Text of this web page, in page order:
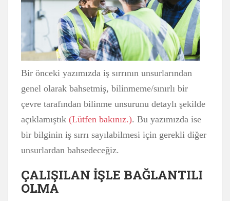
Bir önceki yazımızda iş sırrının unsurlarından
genel olarak bahsetmiş, bilinmeme/sınırlı bir
çevre tarafından bilinme unsurunu detaylı şekilde
açıklamıştık (Lütfen bakınız.). Bu yazımızda ise
bir bilginin iş sırrı sayılabilmesi için gerekli diğer
unsurlardan bahsedeceğiz.
ÇALIŞILAN İŞLE BAĞLANTILI
OLMA